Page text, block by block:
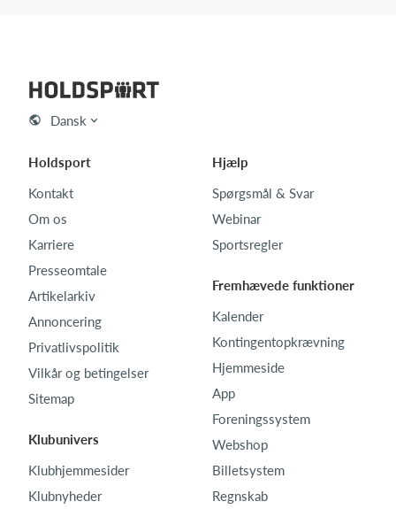
Dansk
Holdsport
Kontakt
Om os
Karriere
Presseomtale
Artikelarkiv
Annoncering
Privatlivspolitik
Vilkår og betingelser
Sitemap
Klubunivers
Klubhjemmesider
Klubnyheder
Hjælp
Spørgsmål & Svar
Webinar
Sportsregler
Fremhævede funktioner
Kalender
Kontingentopkrævning
Hjemmeside
App
Foreningssystem
Webshop
Billetsystem
Regnskab